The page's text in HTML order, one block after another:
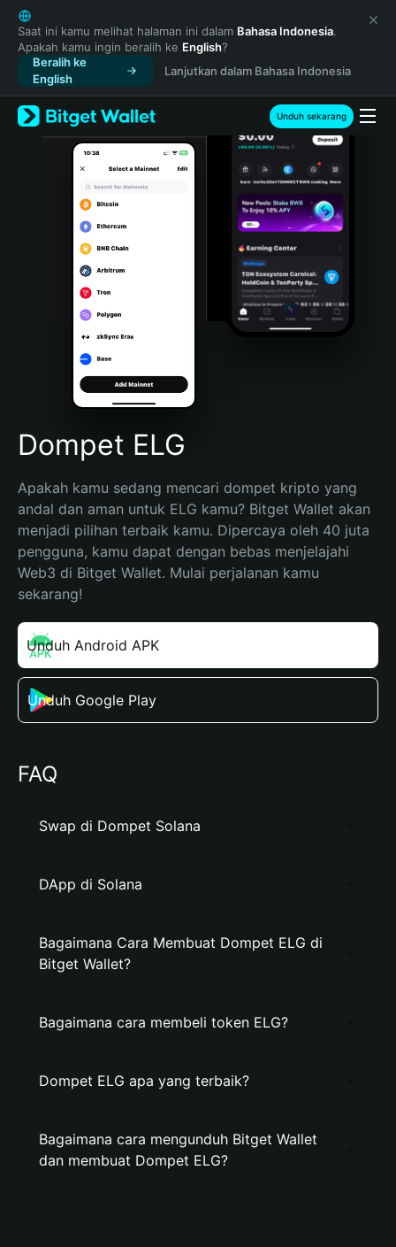
English
日本語
Tiếng Việt
Русский
Español (Latinoamérica)
Türkçe
Italiano
Português (Portugal)
Bahasa Indonesia
Português (Brasil)
Español (Argentina)
Saat ini kamu melihat halaman ini dalam Bahasa Indonesia.
Apakah kamu ingin beralih ke English?
Beralih ke
English
Lanjutkan dalam Bahasa Indonesia
Unduh sekarang
Dompet ELG
Apakah kamu sedang mencari dompet kripto yang
andal dan aman untuk ELG kamu? Bitget Wallet akan
menjadi pilihan terbaik kamu. Dipercaya oleh 40 juta
pengguna, kamu dapat dengan bebas menjelajahi
Web3 di Bitget Wallet. Mulai perjalanan kamu
sekarang!
Unduh Android APK
Unduh Google Play
FAQ
Swap di Dompet Solana
DApp di Solana
Bagaimana Cara Membuat Dompet ELG di
Bitget Wallet?
Bagaimana cara membeli token ELG?
Dompet ELG apa yang terbaik?
Bagaimana cara mengunduh Bitget Wallet
dan membuat Dompet ELG?